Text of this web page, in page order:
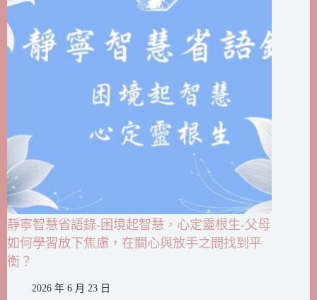
靜寧智慧省語錄-困境起智慧，心定靈根生-父母
如何學習放下焦慮，在關心與放手之間找到平
衡？
2026 年 6 月 23 日